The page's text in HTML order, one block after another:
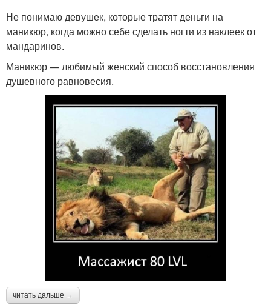
Не понимаю девушек, которые тратят деньги на
маникюр, когда можно себе сделать ногти из наклеек от
мандаринов.
Маникюр — любимый женский способ восстановления
душевного равновесия.
читать дальше →